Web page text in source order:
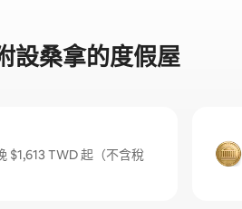
設桑拿的度假屋
$1,613 TWD 起（不含稅